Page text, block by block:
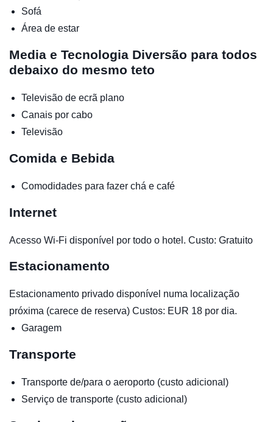
Sofá
Área de estar
Media e Tecnologia Diversão para todos
debaixo do mesmo teto
Televisão de ecrã plano
Canais por cabo
Televisão
Comida e Bebida
Comodidades para fazer chá e café
Internet
Acesso Wi-Fi disponível por todo o hotel. Custo: Gratuito
Estacionamento
Estacionamento privado disponível numa localização
próxima (carece de reserva) Custos: EUR 18 por dia.
Garagem
Transporte
Transporte de/para o aeroporto (custo adicional)
Serviço de transporte (custo adicional)